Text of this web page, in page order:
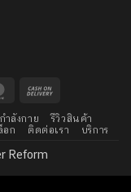
MasterCard
Delivery
ำลังกาย
รีวิวสินค้า
อก ติดต่อเรา บริการ
Reform